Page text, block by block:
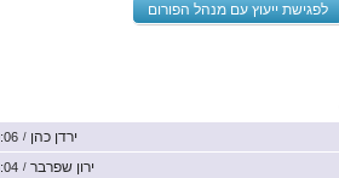
לפגישת ייעוץ עם מנהל הפורום
ירדן כהן /
11/23
ירון שפרבר /
11/23